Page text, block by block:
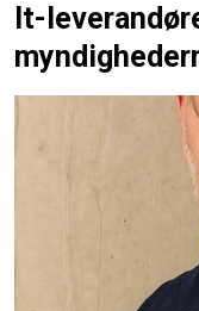
It-